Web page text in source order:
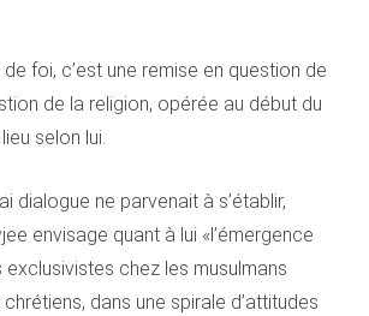
de foi, c’est une remise en question de
de la religion, opérée au début du
selon lui.
dialogue ne parvenait à s’établir,
envisage quant à lui «l’émergence
chez les musulmans
dans une spirale d’attitudes